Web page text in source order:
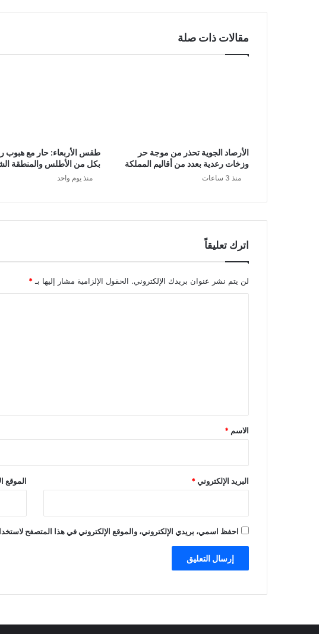
مقالات ذات صلة
الأرصاد الجوية تحذر من موجة حر
وزخات رعدية بعدد من أقاليم المملكة
منذ 3 ساعات
طقس الأربعاء: حار مع هبوب
بكل من الأطلس والمنطقة
منذ يوم واحد
اترك تعليقاً
لن يتم نشر عنوان بريدك الإلكتروني. الحقول الإلزامية مشار إليها بـ *
*
الاسم *
البريد الإلكتروني* الموقع
احفظ اسمي، بريدي الإلكتروني، والموقع الإلكتروني في هذا المتصفح